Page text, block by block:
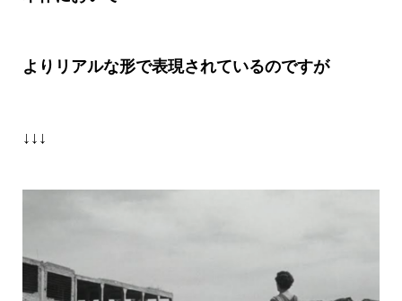
よりリアルな形で表現されているのですが
↓↓↓